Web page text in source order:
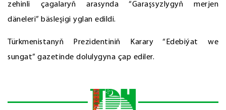
zehinli çagalaryň arasynda “Garaşsyzlygyň merjen
däneleri” bäsleşigi yglan edildi.
Türkmenistanyň Prezidentiniň Karary “Edebiýat we
sungat” gazetinde dolulygyna çap ediler.